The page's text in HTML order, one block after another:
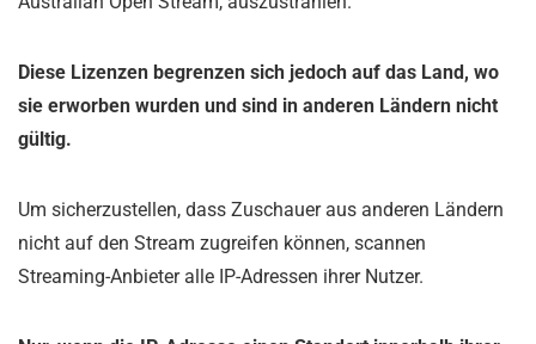
Diese Lizenzen begrenzen sich jedoch auf das Land, wo
sie erworben wurden und sind in anderen Ländern nicht
gültig.
Um sicherzustellen, dass Zuschauer aus anderen Ländern
nicht auf den Stream zugreifen können, scannen
Streaming-Anbieter alle IP-Adressen ihrer Nutzer.